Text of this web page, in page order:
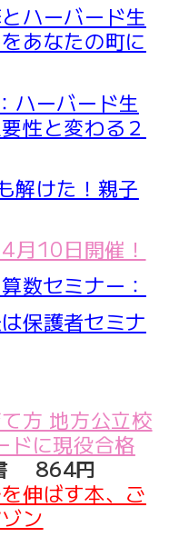
ハーバード生
あなたの町に
ハーバード生
性と変わる２
解けた！親子
月10日開催！
数セミナー：
保護者セミナ
方 地方公立校
ドに現役合格
864円
伸ばす本、ご
ン